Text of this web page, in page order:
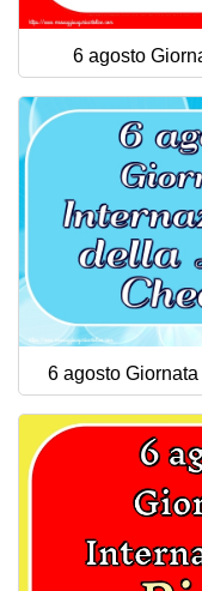
6 agosto
6 agosto